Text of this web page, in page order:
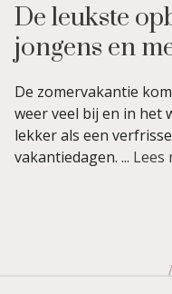
De leukste
jongens en
De zomervakantie
weer veel bij en in het
lekker als een
vakantiedagen. ... Lees